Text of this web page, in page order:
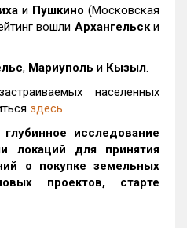
и Пушкино (Московская
вошли Архангельски
, Мариуполь и Кызыл.
населенных
здесь.
исследование
локаций для принятия
о покупке земельных
проектов, старте